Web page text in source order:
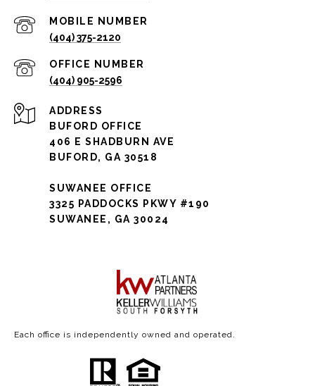
(404) 375-2120
(404) 905-2596
ADDRESS
BUFORD OFFICE
406 E SHADBURN AVE
BUFORD, GA 30518
SUWANEE OFFICE
3325 PADDOCKS PKWY #190
SUWANEE, GA 30024
Each office is independently owned and operated.